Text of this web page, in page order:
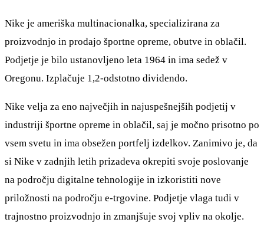
Nike je ameriška multinacionalka, specializirana za
proizvodnjo in prodajo športne opreme, obutve in oblačil.
Podjetje je bilo ustanovljeno leta 1964 in ima sedež v
Oregonu. Izplačuje 1,2-odstotno dividendo.
Nike velja za eno največjih in najuspešnejših podjetij v
industriji športne opreme in oblačil, saj je močno prisotno po
vsem svetu in ima obsežen portfelj izdelkov. Zanimivo je, da
si Nike v zadnjih letih prizadeva okrepiti svoje poslovanje
na področju digitalne tehnologije in izkoristiti nove
priložnosti na področju e-trgovine. Podjetje vlaga tudi v
trajnostno proizvodnjo in zmanjšuje svoj vpliv na okolje.